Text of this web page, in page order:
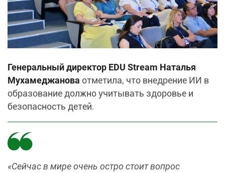
Генеральный директор EDU Stream Наталья
Мухамеджанова отметила, что внедрение ИИ в
образование должно учитывать здоровье и
безопасность детей.
«Сейчас в мире очень остро стоит вопрос